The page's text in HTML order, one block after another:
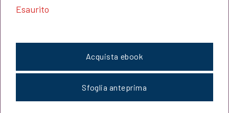
Esaurito
Acquista ebook
Sfoglia anteprima